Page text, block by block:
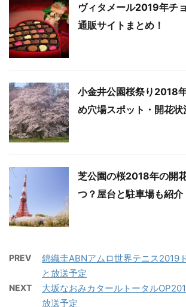
ヴィタメール2019年チ
通販サイトまとめ！
小金井公園桜祭り2018
め穴場スポット・開花状
芝公園の桜2018年の開
つ？屋台と駐車場も紹介
PREV
錦織圭ABNアムロ世界テニス2019
と放送予定
NEXT
大坂なおみカタールトータル
放送予定